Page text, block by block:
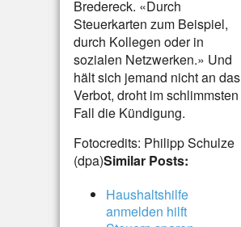
Bredereck. «Durch
Steuerkarten zum Beispiel,
durch Kollegen oder in
sozialen Netzwerken.» Und
hält sich jemand nicht an das
Verbot, droht im schlimmsten
Fall die Kündigung.
Fotocredits: Philipp Schulze
(dpa)Similar Posts:
Haushaltshilfe
anmelden hilft